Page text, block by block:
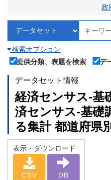
政
検索オプション
提供分類、表題を検索
デ
データセット情報
経済センサス‐基
済センサス‐基礎
る集計 都道府県
表示・ダウンロード
CSV DB